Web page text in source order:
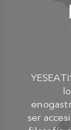
ser